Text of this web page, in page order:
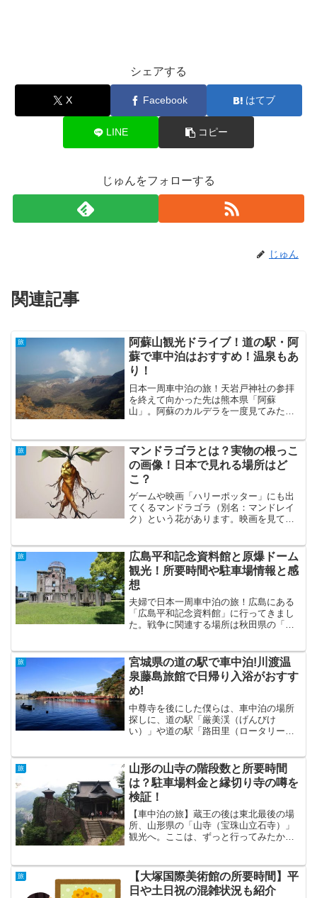
シェアする
X Facebook はてブ
LINE コピー
じゅんをフォローする
じゅん
関連記事
旅
阿蘇山観光ドライブ！道の駅・阿
蘇で車中泊はおすすめ！温泉もあ
り！
日本一周車中泊の旅！天岩戸神社の参拝
を終えて向かった先は熊本県「阿蘇
山」。阿蘇のカルデラを一度見てみたか
るところまで行ってみようと進んでみ
る。阿蘇山への道は、車の数はと...
旅
マンドラゴラとは？実物の根っこ
の画像！日本で見れる場所はど
こ？
ゲームや映画「ハリーポッター」にも出
てくるマンドラゴラ（別名：マンドレイ
ク）という花があります。映画を見て気
とは知らない方がほとんどではないでし
ょうか。ハリーポッターの...
旅
広島平和記念資料館と原爆ドーム
観光！所要時間や駐車場情報と感
想
夫婦で日本一周車中泊の旅！広島にある
「広島平和記念資料館」に行ってきまし
た。戦争に関連する場所は秋田県の「土
て、4つめです。広島平和記念資料館や原
爆ドームは小学校の授業な...
旅
宮城県の道の駅で車中泊!川渡温
泉藤島旅館で日帰り入浴がおすす
め!
中尊寺を後にした僕らは、車中泊の場所
探しに、道の駅「厳美渓（げんびけ
い）」や道の駅「路田里（ロータリー）
泊することに決定！宮城県は日本一周の
旅をする前に何度来ているので...
旅
山形の山寺の階段数と所要時間
は？駐車場料金と縁切り寺の噂を
検証！
【車中泊の旅】蔵王の後は東北最後の場
所、山形県の「山寺（宝珠山立石寺）」
観光へ。ここは、ずっと行ってみたかっ
出してしまう。松尾芭蕉の句で知られ、
観光客が多いお寺。車で山...
旅
【大塚国際美術館の所要時間】平
日や土日祝の混雑状況も紹介